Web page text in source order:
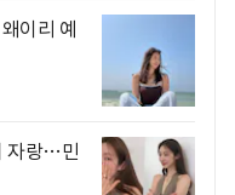
이리 예
자랑…민